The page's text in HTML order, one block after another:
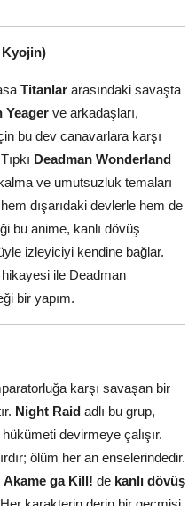
Kyojin)
Titanlar arasındaki savaşta
Yeager ve arkadaşları,
bu dev canavarlara karşı
Deadman Wonderland
ve umutsuzluk temaları
dışarıdaki devlerle hem de
bu anime, kanlı dövüş
izleyiciyi kendine bağlar.
ile Deadman
bir yapım.
karşı savaşan bir
Night Raid adlı bu grup,
devirmeye çalışır.
ölüm her an enselerindedir.
Akame ga Kill! de kanlı dövüş